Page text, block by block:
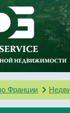
Франции